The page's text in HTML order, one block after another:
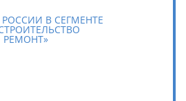
РОССИИ В СЕГМЕНТЕ
РЕМОНТ»